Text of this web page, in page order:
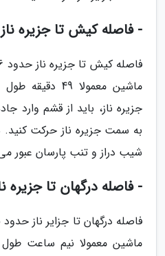
- فاصله کیش تا جزیره ناز
ماشین معمولا
جزیره
به سمت جزیره ناز حرکت کنید.
شیب دراز و تنب پارسان عبور
- فاصله درگهان تا جزیره
ماشین معمولا نیم ساعت